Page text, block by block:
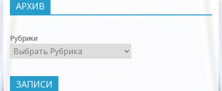
АРХИВ
Рубрики
ЗАПИСИ